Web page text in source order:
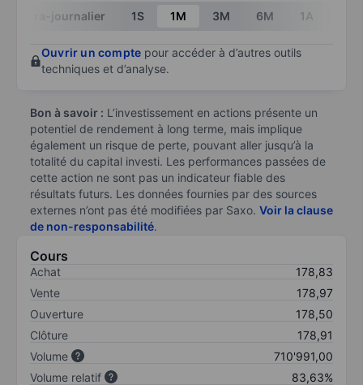
End of interactive chart.
Intra-journalier 1S 1M 3M 6M 1A
Ouvrir un compte pour accéder à d’autres outils
techniques et d’analyse.
Bon à savoir : L’investissement en actions présente un
potentiel de rendement à long terme, mais implique
également un risque de perte, pouvant aller jusqu’à la
totalité du capital investi. Les performances passées de
cette action ne sont pas un indicateur fiable des
résultats futurs. Les données fournies par des sources
externes n’ont pas été modifiées par Saxo. Voir la clause
de non-responsabilité.
Cours
Achat
178,83
Vente
178,97
Ouverture
178,50
Clôture
178,91
Volume
710'991,00
Volume relatif
83,63%